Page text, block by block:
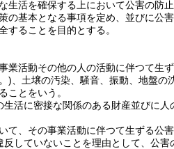
生活を確保する上において公害の
の基本となる事項を定め、並びに公
することを目的とする。
業活動その他の人の活動に伴つて生
) 、土壌の汚染、騒音、振動、地盤の
ことをいう。
活に密接な関係のある財産並びに
て、その事業活動に伴つて生ずる公
していないことを理由として、公